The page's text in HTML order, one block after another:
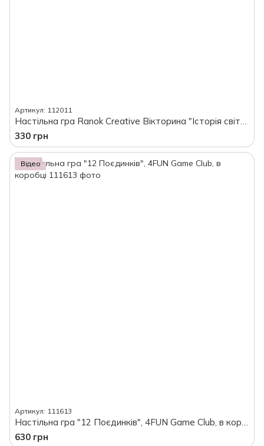
Артикул: 112011
Настільна гра Ranok Creative Вікторина "Історія світу", в коробці
330 грн
Відео
Артикул: 111613
Настільна гра "12 Поєдинків", 4FUN Game Club, в коробці
630 грн